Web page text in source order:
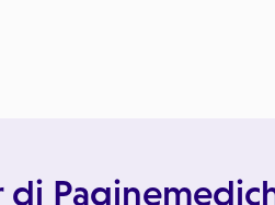
di